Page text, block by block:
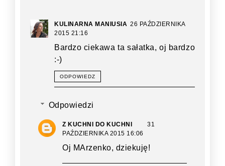
KULINARNA MANIUSIA 26 PAŹDZIERNIKA
2015 21:16
Bardzo ciekawa ta sałatka, oj bardzo
:-)
ODPOWIEDZ
Odpowiedzi
Z KUCHNI DO KUCHNI
31
PAŹDZIERNIKA 2015 16:06
Oj MArzenko, dziekuję!